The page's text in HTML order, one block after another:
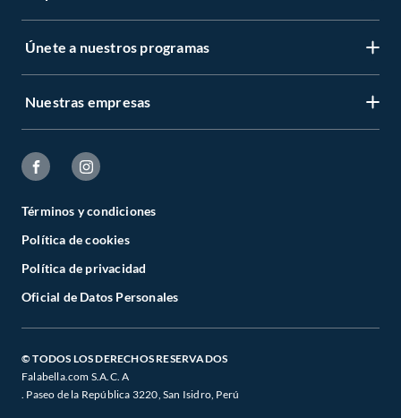
Únete a nuestros programas
Nuestras empresas
Términos y condiciones
Política de cookies
Política de privacidad
Oficial de Datos Personales
© TODOS LOS DERECHOS RESERVADOS
Falabella.com S.A.C. A
. Paseo de la República 3220, San Isidro, Perú